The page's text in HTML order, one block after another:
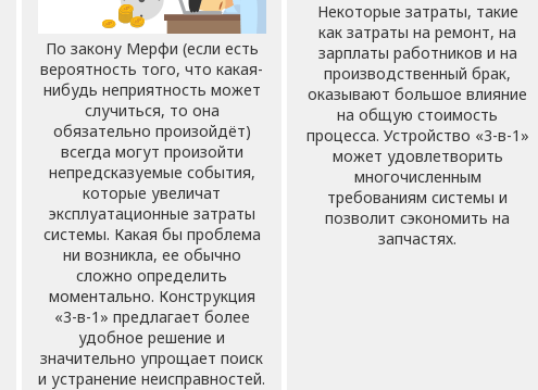
По закону Мерфи (если есть
вероятность того, что какая-
нибудь неприятность может
случиться, то она
обязательно произойдёт)
всегда могут произойти
непредсказуемые события,
которые увеличат
эксплуатационные затраты
системы. Какая бы проблема
ни возникла, ее обычно
сложно определить
моментально. Конструкция
«3-в-1» предлагает более
удобное решение и
значительно упрощает поиск
и устранение неисправностей.
Некоторые затраты, такие
как затраты на ремонт, на
зарплаты работников и на
производственный брак,
оказывают большое влияние
на общую стоимость
процесса. Устройство «3-в-1»
может удовлетворить
многочисленным
требованиям системы и
позволит сэкономить на
запчастях.